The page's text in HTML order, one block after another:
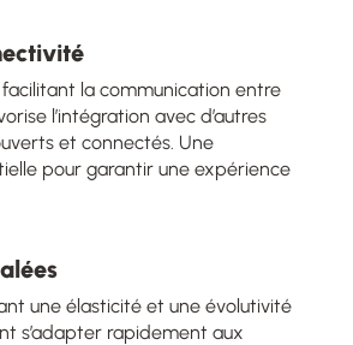
la communication entre
l’intégration avec d’autres
et connectés. Une
pour garantir une expérience
une élasticité et une évolutivité
s’adapter rapidement aux